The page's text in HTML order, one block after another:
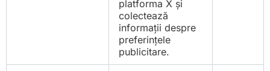
platforma X și
colectează
informații despre
preferințele
publicitare.